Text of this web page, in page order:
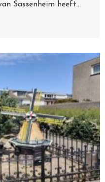
Sassenheim heeft...